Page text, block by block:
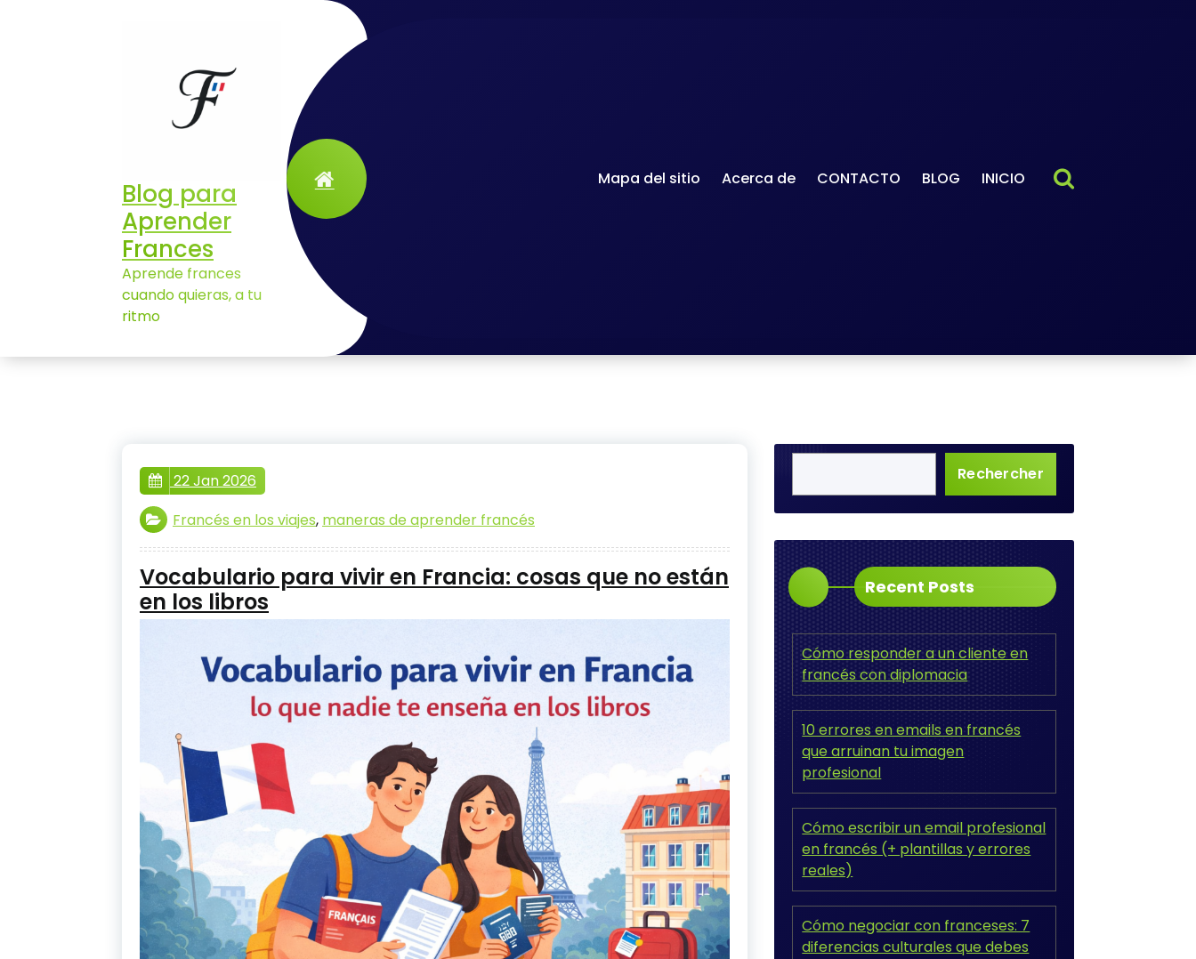
Blog para
Aprender
Frances
Aprende frances
cuando quieras, a tu
ritmo
Mapa del sitio Acerca de CONTACTO BLOG INICIO
22 Jan 2026
Francés en los viajes, maneras de aprender francés
Vocabulario para vivir en Francia: cosas que no están
en los libros
Rechercher
Recent Posts
Cómo responder a un cliente en
francés con diplomacia
10 errores en emails en francés
que arruinan tu imagen
profesional
Cómo escribir un email profesional
en francés (+ plantillas y errores
reales)
Cómo negociar con franceses: 7
diferencias culturales que debes